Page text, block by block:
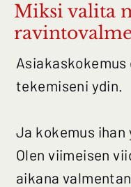
Miksi valita
Asiakaskokemus
tekemiseni ydin.
Ja kokemus ihan
Olen viimeisen
aikana